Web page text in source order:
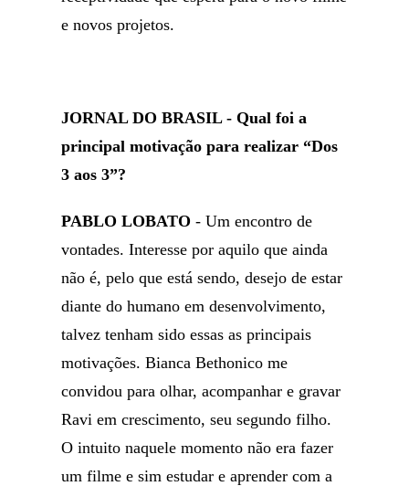
e novos projetos.
JORNAL DO BRASIL - Qual foi a
principal motivação para realizar “Dos
3 aos 3”?
PABLO LOBATO - Um encontro de
vontades. Interesse por aquilo que ainda
não é, pelo que está sendo, desejo de estar
diante do humano em desenvolvimento,
talvez tenham sido essas as principais
motivações. Bianca Bethonico me
convidou para olhar, acompanhar e gravar
Ravi em crescimento, seu segundo filho.
O intuito naquele momento não era fazer
um filme e sim estudar e aprender com a